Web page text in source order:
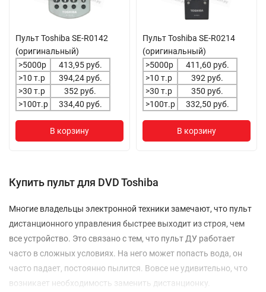
Пульт Toshiba SE-R0142
(оригинальный)
>5000р
413,95 руб.
>10 т.р
394,24 руб.
>30 т.р
352 руб.
>100т.р
334,40 руб.
В корзину
Пульт Toshiba SE-R0214
(оригинальный)
>5000р
411,60 руб.
>10 т.р
392 руб.
>30 т.р
350 руб.
>100т.р
332,50 руб.
В корзину
Купить пульт для DVD Toshiba
Многие владельцы электронной техники замечают, что пульт
дистанционного управления быстрее выходит из строя, чем
все устройство. Это связано с тем, что пульт ДУ работает
часто в сложных условиях. На него может попасть вода, он
часто падает, постоянно пылится. Вовсе не удивительно, что
возникает необходимость заменить дистанционку.